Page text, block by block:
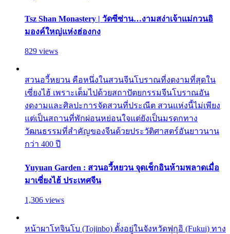
Tsz Shan Monastery | วัดซีซ่าน…งามสง่าเจ้าแม่กวนอิ
มองค์ใหญ่แห่งฮ่องกง
829 views
สวนอวี้หยวน คือหนึ่งในสวนจีนโบราณที่งดงามที่สุดใน
เซี่ยงไฮ้ เพราะเต็มไปด้วยสถาปัตยกรรมจีนโบราณอัน
งดงามและศิลปะการจัดสวนที่ประณีต สวนแห่งนี้ไม่เพียง
แต่เป็นสถานที่พักผ่อนหย่อนใจแต่ยังเป็นมรดกทาง
วัฒนธรรมที่สำคัญของจีนด้วยประวัติศาสตร์อันยาวนาน
กว่า 400 ปี
Yuyuan Garden : สวนอวี้หยวน จุดเช็กอินห้ามพลาดเมื่อ
มาเซี่ยงไฮ้ ประเทศจีน
1,306 views
หน้าผาโทจินโบ (Tojinbo) ตั้งอยู่ในจังหวัดฟุกุอิ (Fukui) ทาง